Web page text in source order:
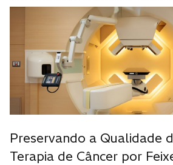
Preservando a Qualidade
Terapia de Câncer por